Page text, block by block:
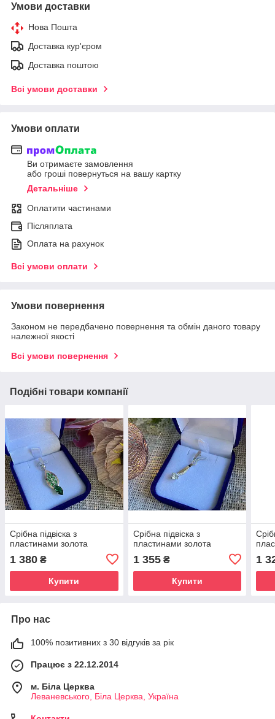
Умови доставки
Нова Пошта
Доставка кур'єром
Доставка поштою
Всі умови доставки
Умови оплати
Ви отримаєте замовлення
або гроші повернуться на вашу картку
Детальніше
Оплатити частинами
Післяплата
Оплата на рахунок
Всі умови оплати
Умови повернення
Законом не передбачено повернення та обмін даного товару
належної якості
Всі умови повернення
Подібні товари компанії
Срібна підвіска з
пластинами золота
1 380 ₴
Купити
Срібна підвіска з
пластинами золота
1 355₴
Купити
1
Про нас
100% позитивних з 30 відгуків за рік
Працює з 22.12.2014
м. Біла Церква
Леваневського, Біла Церква, Україна